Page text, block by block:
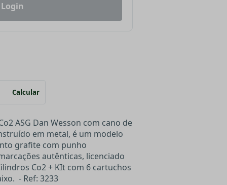
Calcular
ASG Dan Wesson com cano de
em metal, é um modelo
grafite com punho
autênticas, licenciado
Co2 + KIt com 6 cartuchos
- Ref: 3233